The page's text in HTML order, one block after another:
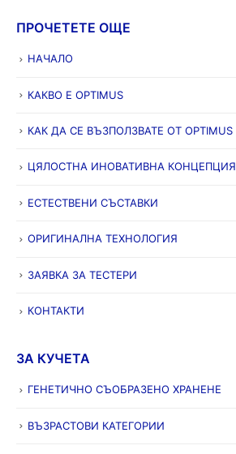
ПРОЧЕТЕТЕ ОЩЕ
НАЧАЛО
КАКВО Е OPTIMUS
КАК ДА СЕ ВЪЗПОЛЗВАТЕ ОТ OPTIMUS
ЦЯЛОСТНА ИНОВАТИВНА КОНЦЕПЦИЯ
ЕСТЕСТВЕНИ СЪСТАВКИ
ОРИГИНАЛНА ТЕХНОЛОГИЯ
ЗАЯВКА ЗА ТЕСТЕРИ
КОНТАКТИ
ЗА КУЧЕТА
ГЕНЕТИЧНО СЪОБРАЗЕНО ХРАНЕНЕ
ВЪЗРАСТОВИ КАТЕГОРИИ